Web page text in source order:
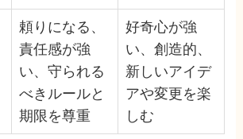
頼りになる、
責任感が強
い、守られる
べきルールと
期限を尊重
好奇心が強
い、創造的、
新しいアイデ
アや変更を楽
しむ